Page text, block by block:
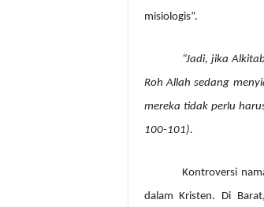
misiologis”.
“Jadi, jika
Roh Allah sedang
mereka tidak perlu
100-101).
Kontroversi
dalam Kristen. Di